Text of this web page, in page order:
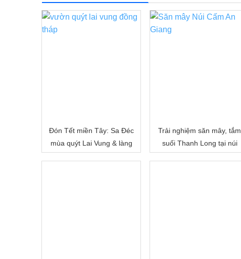
Đón Tết miền Tây: Sa Đéc
mùa quýt Lai Vung & làng
Trải nghiệm săn mây, tắm
suối Thanh Long tại núi